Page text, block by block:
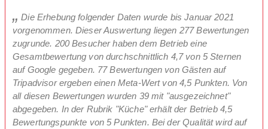
Die Erhebung folgender Daten wurde bis Januar 2021
vorgenommen. Dieser Auswertung liegen 277 Bewertungen
zugrunde. 200 Besucher haben dem Betrieb eine
Gesamtbewertung von durchschnittlich 4,7 von 5 Sternen
auf Google gegeben. 77 Bewertungen von Gästen auf
Tripadvisor ergeben einen Meta-Wert von 4,5 Punkten. Von
all diesen Bewertungen wurden 39 mit "ausgezeichnet"
abgegeben. In der Rubrik "Küche" erhält der Betrieb 4,5
Bewertungspunkte von 5 Punkten. Bei der Qualität wird auf